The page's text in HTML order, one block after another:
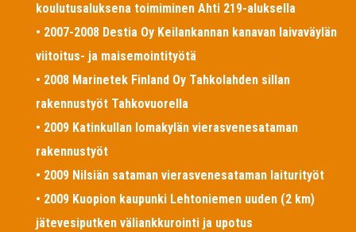
koulutusaluksena toimiminen Ahti 219-aluksella
• 2007-2008 Destia Oy Keilankannan kanavan laivaväylän
viitoitus- ja maisemointityötä
• 2008 Marinetek Finland Oy Tahkolahden sillan
rakennustyöt Tahkovuorella
• 2009 Katinkullan lomakylän vierasvenesataman
rakennustyöt
• 2009 Nilsiän sataman vierasvenesataman laiturityöt
• 2009 Kuopion kaupunki Lehtoniemen uuden (2 km)
jätevesiputken väliankkurointi ja upotus